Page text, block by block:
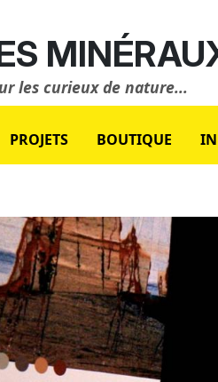
les curieux de nature...
PROJETS BOUTIQUE